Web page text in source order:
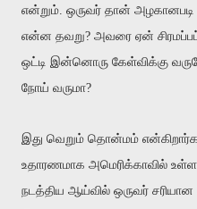
என்றும். ஒருவர் தான்
என்ன தவறு? அவரை ஏன்
ஒட்டி இன்னொரு கேள்விக்கு
நோய் வருமா?
இது வெறும் தொன்மம்
உதாரணமாக அமெரிக்காவில் உள்ள
நடத்திய ஆய்வில் ஒருவர் சரியான